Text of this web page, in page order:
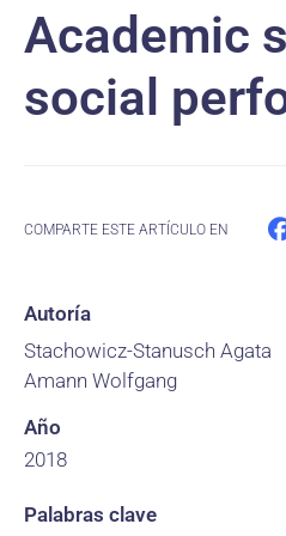
Academic
social
COMPARTE ESTE ARTÍCULO EN
Autoría
Stachowicz-Stanusch Agata
Amann Wolfgang
Año
2018
Palabras clave